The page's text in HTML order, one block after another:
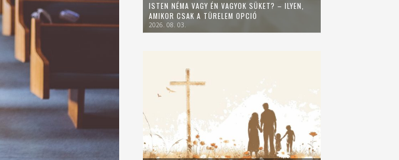
ISTEN NÉMA VAGY ÉN VAGYOK SÜKET? – ILYEN,
AMIKOR CSAK A TÜRELEM OPCIÓ
2026. 08. 03.